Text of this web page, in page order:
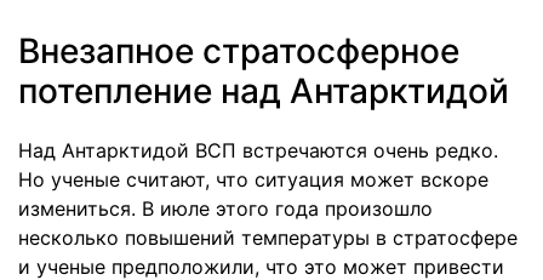
Внезапное стратосферное
потепление над Антарктидой
Над Антарктидой ВСП встречаются очень редко.
Но ученые считают, что ситуация может вскоре
измениться. В июле этого года произошло
несколько повышений температуры в стратосфере
и ученые предположили, что это может привести